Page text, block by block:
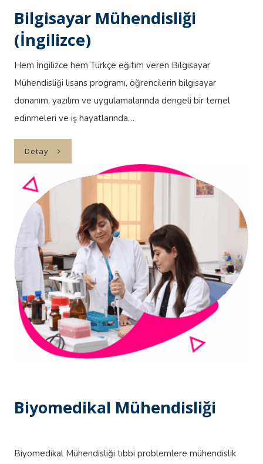
Bilgisayar Mühendisliği
(İngilizce)
Hem İngilizce hem Türkçe eğitim veren Bilgisayar
Mühendisliği lisans programı, öğrencilerin bilgisayar
donanım, yazılım ve uygulamalarında dengeli bir temel
edinmeleri ve iş hayatlarında…
Detay
Biyomedikal Mühendisliği
Biyomedikal Mühendisliği tıbbi problemlere mühendislik